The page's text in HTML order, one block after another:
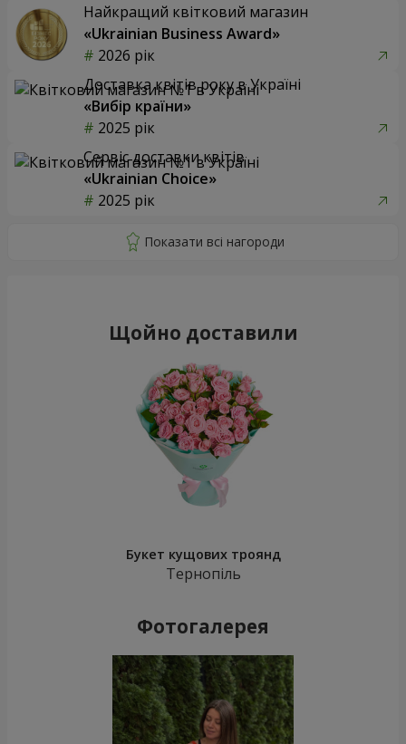
Найкращий квітковий магазин
«Ukrainian Business Award»
2026 рік
Доставка квітів року в Україні
«Вибір країни»
2025 рік
Сервіс доставки квітів
«Ukrainian Choice»
2025 рік
Щойно доставили
Букет кущових троянд
Тернопіль
Фотогалерея